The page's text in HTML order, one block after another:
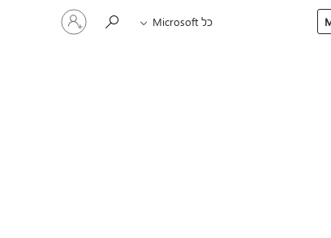
כל Microsoft
היכנס
לחשבון
שלך